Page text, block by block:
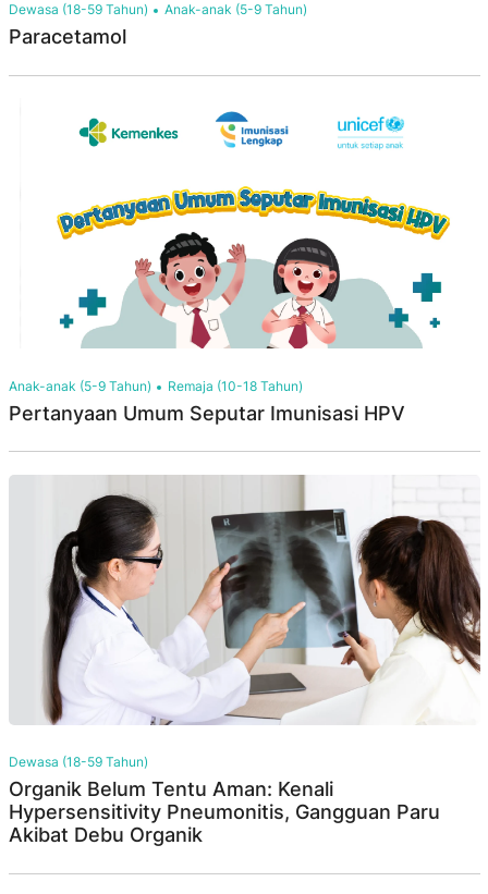
Dewasa (18-59 Tahun) Anak-anak (5-9 Tahun)
Paracetamol
Anak-anak (5-9 Tahun) Remaja (10-18 Tahun)
Pertanyaan Umum Seputar Imunisasi HPV
Dewasa (18-59 Tahun)
Organik Belum Tentu Aman: Kenali
Hypersensitivity Pneumonitis, Gangguan Paru
Akibat Debu Organik